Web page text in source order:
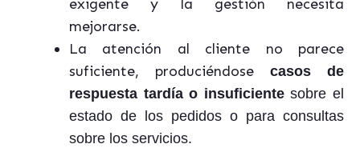
exigente y la gestión necesita
mejorarse.
La atención al cliente no parece
suficiente, produciéndose casos de
respuesta tardía o insuficientesobre el
estado de los pedidos o para consultas
sobre los servicios.